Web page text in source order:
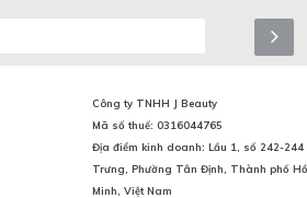
Công ty TNHH J Beauty
Mã số thuế: 0316044765
Địa điểm kinh doanh: Lầu 1, số 242-244
Trưng, Phường Tân Định, Thành phố
Minh, Việt Nam